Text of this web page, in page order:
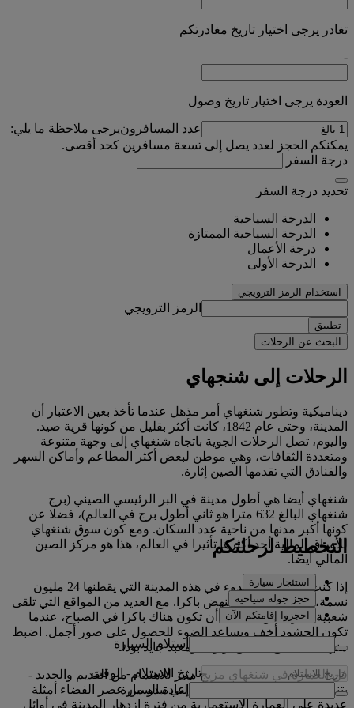
تغادر يرجى اختيار تاريخ مغادرتكم
-
العودة يرجى اختيار تاريخ وصول
عدد المسافرونيرجى ملاحظة ما يلي:
يمكنكم الحجز لعدد يصل إلى تسعة مسافرين كحد أقصى.
درجة السفر
تحديد درجة السفر
الدرجة السياحية
الدرجة السياحية الممتازة
درجة الأعمال
الدرجة الأولى
استخدام الرمز الترويجي
الرمز الترويجي
تطبيق
البحث عن الرحلات
الرحلات إلى شنجهاي
ديناميكية وتطور شنغهاي أمر مذهل عندما تأخذ بعين الاعتبار أن
المدينة، وحتى عام 1842، كانت أكثر بقليل من كونها قرية صيد.
واليوم، تصل الرحلات الجوية باتجاه شنغهاي إلى وجهة متنوعة
ومتعددة الثقافات، وهي موطن لبعض أكثر المطاعم وأماكن السهر
والفنادق التي تقدمها الصين إثارة.
شنغهاي أيضا هي أطول مدينة في البر الرئيسي الصيني (برج
شنغهاي البالغ 632 مترا هو ثاني أطول برج في العالم)، فضلا عن
كونها أكبر مدنها من ناحية عدد السكان. ومع كون سوق شنغهاي
للأوراق المالية أحد أكثرها تأثيرا في العالم، هذا هو مركز الصين
المالي أيضا.
إذا كنت تبحث عن الهدوء في هذه المدينة التي يقطنها 24 مليون
نسمة، ستكافأ إن كنت تنهض باكرا. مع العديد من المواقع التي تلقى
شعبية كبيرة، من الأفضل أن تكون هناك باكرا في الصباح، عندما
تكون الحشود أخف ويساعد الضوء للحصول على صور أجمل. اضبط
منبهك لتستمتع بحدائق يويوان ومعبد جايد بودا.
فن العمارة في شنغهاي مزيج مثير للاهتمام من القديم والجديد -
يتناثر بين كل ناطحات السحاب التي تبدو من عصر الفضاء أمثلة
عديدة على العمارة الاستعمارية من فترة ازدهار المدينة في أوائل
التخطيط لرحلتكم
استئجار سيارة
حجز جولة سياحية
احجزوا إقامتكم الآن
استلام السيارة
تاريخ الاستلام - الوقت
إعادة السيارة